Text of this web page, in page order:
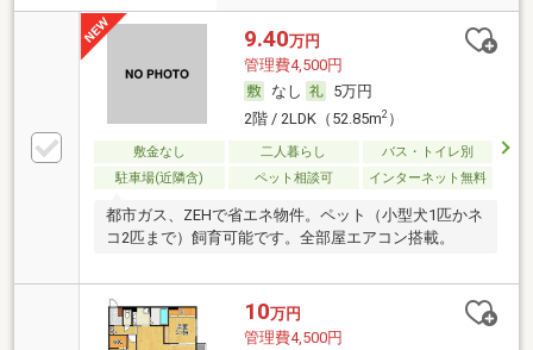
9.40万円
管理費4,500円
なし
5万円
2階 / 2LDK（52.85m2）
敷金なし 二人暮らし
バス・トイレ別
駐車場(近隣含)
ペット相談可 インターネット無料
都市ガス、ZEHで省エネ物件。ペット（小型犬1匹かネ
コ2匹まで）飼育可能です。全部屋エアコン搭載。
10万円
管理費4,500円